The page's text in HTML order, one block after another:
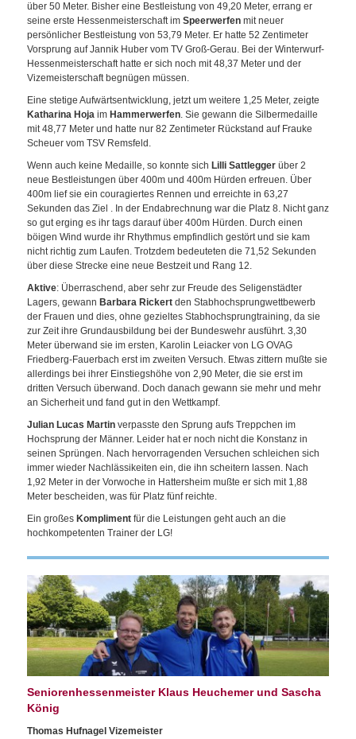
über 50 Meter. Bisher eine Bestleistung von 49,20 Meter, errang er
seine erste Hessenmeisterschaft im Speerwerfen mit neuer
persönlicher Bestleistung von 53,79 Meter. Er hatte 52 Zentimeter
Vorsprung auf Jannik Huber vom TV Groß-Gerau. Bei der Winterwurf-
Hessenmeisterschaft hatte er sich noch mit 48,37 Meter und der
Vizemeisterschaft begnügen müssen.
Eine stetige Aufwärtsentwicklung, jetzt um weitere 1,25 Meter, zeigte
Katharina Hoja im Hammerwerfen. Sie gewann die Silbermedaille
mit 48,77 Meter und hatte nur 82 Zentimeter Rückstand auf Frauke
Scheuer vom TSV Remsfeld.
Wenn auch keine Medaille, so konnte sich Lilli Sattlegger über 2
neue Bestleistungen über 400m und 400m Hürden erfreuen. Über
400m lief sie ein couragiertes Rennen und erreichte in 63,27
Sekunden das Ziel . In der Endabrechnung war die Platz 8. Nicht ganz
so gut erging es ihr tags darauf über 400m Hürden. Durch einen
böigen Wind wurde ihr Rhythmus empfindlich gestört und sie kam
nicht richtig zum Laufen. Trotzdem bedeuteten die 71,52 Sekunden
über diese Strecke eine neue Bestzeit und Rang 12.
Aktive: Überraschend, aber sehr zur Freude des Seligenstädter
Lagers, gewann Barbara Rickert den Stabhochsprungwettbewerb
der Frauen und dies, ohne gezieltes Stabhochsprungtraining, da sie
zur Zeit ihre Grundausbildung bei der Bundeswehr ausführt. 3,30
Meter überwand sie im ersten, Karolin Leiacker von LG OVAG
Friedberg-Fauerbach erst im zweiten Versuch. Etwas zittern mußte sie
allerdings bei ihrer Einstiegshöhe von 2,90 Meter, die sie erst im
dritten Versuch überwand. Doch danach gewann sie mehr und mehr
an Sicherheit und fand gut in den Wettkampf.
Julian Lucas Martin verpasste den Sprung aufs Treppchen im
Hochsprung der Männer. Leider hat er noch nicht die Konstanz in
seinen Sprüngen. Nach hervorragenden Versuchen schleichen sich
immer wieder Nachlässikeiten ein, die ihn scheitern lassen. Nach
1,92 Meter in der Vorwoche in Hattersheim mußte er sich mit 1,88
Meter bescheiden, was für Platz fünf reichte.
Ein großes Kompliment für die Leistungen geht auch an die
hochkompetenten Trainer der LG!
Seniorenhessenmeister Klaus Heuchemer und Sascha
König
Thomas Hufnagel Vizemeister